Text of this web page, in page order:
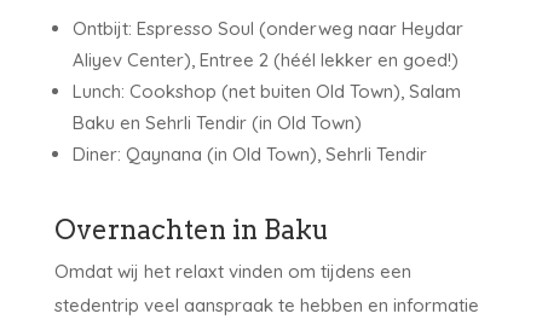
Ontbijt: Espresso Soul (onderweg naar Heydar
Aliyev Center), Entree 2 (héél lekker en goed!)
Lunch: Cookshop (net buiten Old Town), Salam
Baku en Sehrli Tendir (in Old Town)
Diner: Qaynana (in Old Town), Sehrli Tendir
Overnachten in Baku
Omdat wij het relaxt vinden om tijdens een
stedentrip veel aanspraak te hebben en informatie